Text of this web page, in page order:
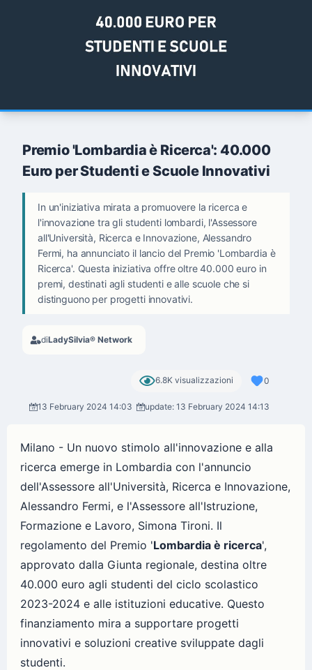
Premio 'Lombardia è Ricerca': 40.000
Euro per Studenti e Scuole Innovativi
In un'iniziativa mirata a promuovere la ricerca e
l'innovazione tra gli studenti lombardi, l'Assessore
all'Università, Ricerca e Innovazione, Alessandro
Fermi, ha annunciato il lancio del Premio 'Lombardia è
Ricerca'. Questa iniziativa offre oltre 40.000 euro in
premi, destinati agli studenti e alle scuole che si
distinguono per progetti innovativi.
diLadySilvia® Network
6.8K visualizzazioni 0
13 February 2024 14:03 update: 13 February 2024 14:13
Milano - Un nuovo stimolo all'innovazione e alla
ricerca emerge in Lombardia con l'annuncio
dell'Assessore all'Università, Ricerca e Innovazione,
Alessandro Fermi, e l'Assessore all'Istruzione,
Formazione e Lavoro, Simona Tironi. Il
regolamento del Premio 'Lombardia è ricerca',
approvato dalla Giunta regionale, destina oltre
40.000 euro agli studenti del ciclo scolastico
2023-2024 e alle istituzioni educative. Questo
finanziamento mira a supportare progetti
innovativi e soluzioni creative sviluppate dagli
studenti.